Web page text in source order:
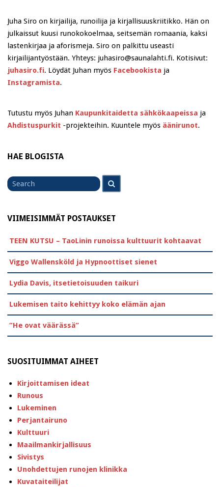
Juha Siro on kirjailija, runoilija ja kirjallisuuskriitikko. Hän on
julkaissut kuusi runokokoelmaa, seitsemän romaania, kaksi
lastenkirjaa ja aforismeja. Siro on palkittu useasti
kirjailijantyöstään. Yhteys: juhasiro@saunalahti.fi. Kotisivut:
juhasiro.fi. Löydät Juhan myös Facebookista ja
Instagramista.
Tutustu myös Juhan Kaupunkitaidetta sähkökaapeissa ja
Ahdistuspurkit -projekteihin. Kuuntele myös äänirunot.
HAE BLOGISTA
Search
for
VIIMEISIMMÄT POSTAUKSET
TEEN KUTSU – TaoLinin runoissa kulttuurit kohtaavat
Viggo Wallensköld ja Hypnoottiset sienet
Lydia Davis, itsetietoisuuden taikuri
Lukemisen taito kehittyy koko elämän ajan
”He ovat väärässä”
SUOSITUIMMAT AIHEET
Kirjoittamisen ideat
Runous
Lukeminen
Perjantairuno
Kulttuuri
Maailmankirjallisuus
Sivistys
Unohdettujen runojen klinikka
Kuvataiteilijat